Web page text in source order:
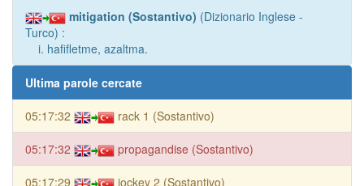
mitigation (Sostantivo) (Dizionario Inglese -
Turco) :
i. hafifletme, azaltma.
Ultima parole cercate
05:17:32 rack 1 (Sostantivo)
05:17:32 propagandise (Sostantivo)
05:17:29 jockey 2 (Sostantivo)